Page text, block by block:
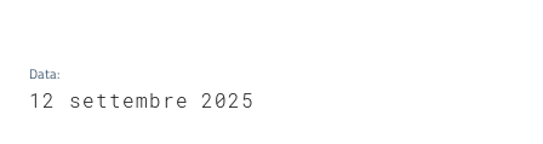
Tutti
gli
Data:
12 settembre 2025